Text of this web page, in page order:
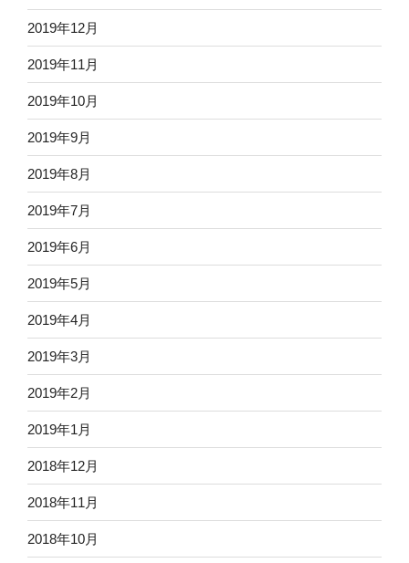
2019年12月
2019年11月
2019年10月
2019年9月
2019年8月
2019年7月
2019年6月
2019年5月
2019年4月
2019年3月
2019年2月
2019年1月
2018年12月
2018年11月
2018年10月